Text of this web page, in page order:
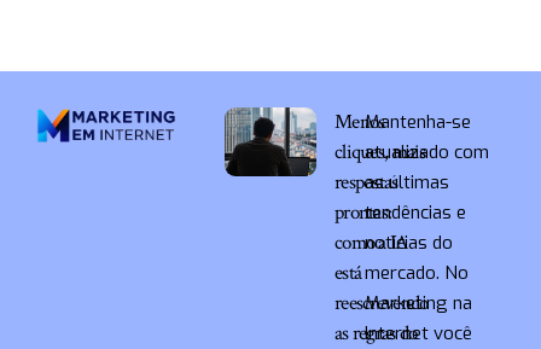
Menos
cliques, mais
respostas
prontas:
como a IA
está
reescrevendo
as regras do
Mantenha-se
atualizado com
as últimas
tendências e
notícias do
mercado. No
Marketing na
Internet você